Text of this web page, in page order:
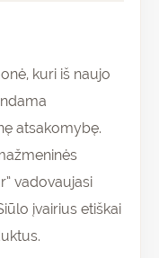
kuri iš naujo
atsakomybę.
vadovaujasi
įvairius etiškai